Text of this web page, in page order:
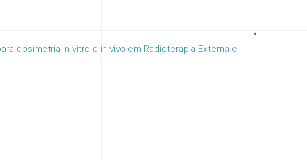
dosimetria in vitro e in vivo em Radioterapia Externa e
<